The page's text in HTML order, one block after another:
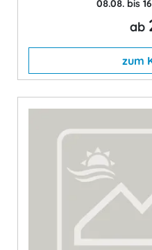
08.08. bis
ab
zum